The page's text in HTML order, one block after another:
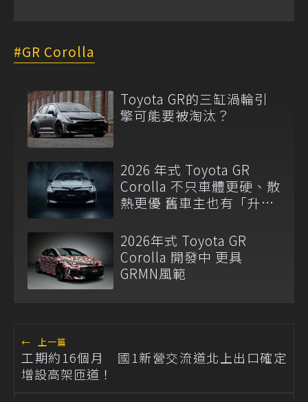
GR Corolla
Toyota GR的三缸渦輪引
擎可能要被淘汰？
2026 年式 Toyota GR
Corolla 不只車體更硬、散
熱更優 舊車主也有「升
2026年式 Toyota GR
Corolla 開發中 更具
GRMN風範
← 上一篇
工期約16個月 國1新營交流道北上出口確定
增設高架匝道！